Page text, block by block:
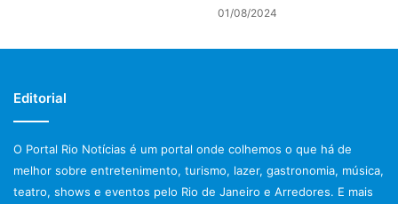
01/08/2024
Editorial
O Portal Rio Notícias é um portal onde colhemos o que há de
melhor sobre entretenimento, turismo, lazer, gastronomia, música,
teatro, shows e eventos pelo Rio de Janeiro e Arredores. E mais